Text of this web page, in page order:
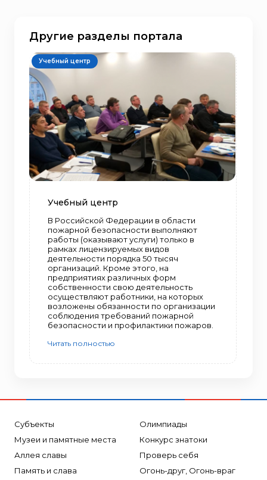
Другие разделы портала
Учебный центр
Учебный центр
В Российской Федерации в области
пожарной безопасности выполняют
работы (оказывают услуги) только в
рамках лицензируемых видов
деятельности порядка 50 тысяч
организаций. Кроме этого, на
предприятиях различных форм
собственности свою деятельность
осуществляют работники, на которых
возложены обязанности по организации
соблюдения требований пожарной
безопасности и профилактики пожаров.
Читать полностью
Субъекты
Музеи и памятные места
Аллея славы
Память и слава
Олимпиады
Конкурс знатоки
Проверь себя
Огонь-друг, Огонь-враг